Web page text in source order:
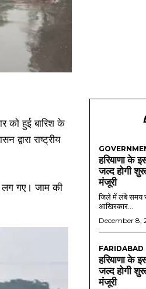
को हुई बारिश के
द्वारा राष्ट्रीय
लग गए। जाम की
हरियाणा के
जल्द होगी
मंजूरी
जिले में लंबे समय से
आखिरकार...
December 8,
FARIDABAD
हरियाणा के
जल्द होगी
मंजूरी